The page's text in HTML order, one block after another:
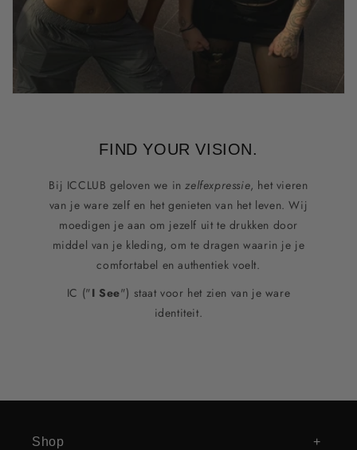
FIND YOUR VISION.
Bij ICCLUB geloven we inzelfexpressie, het vieren
van je ware zelf en het genieten van het leven. Wij
moedigen je aan om jezelf uit te drukken door
middel van je kleding, om te dragen waarin je je
comfortabel en authentiek voelt.
IC ("I See") staat voor het zien van je ware
identiteit.
Shop